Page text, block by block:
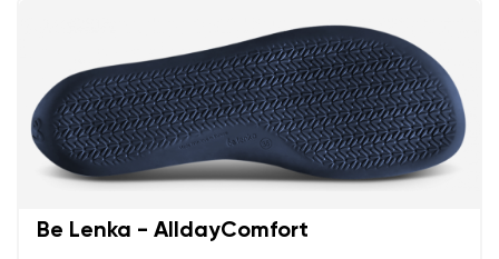
Be Lenka - AlldayComfort